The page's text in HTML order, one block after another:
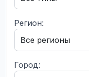
Регион:
Город: